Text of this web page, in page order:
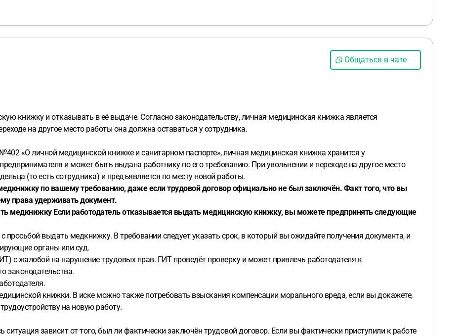
Общаться в чате
книжку и отказывать в её выдаче. Согласно законодательству, личная медицинская книжка является
на другое место работы она должна оставаться у сотрудника.
«О личной медицинской книжке и санитарном паспорте», личная медицинская книжка хранится у
и может быть выдана работнику по его требованию. При увольнении и переходе на другое место
(то есть сотрудника) и предъявляется по месту новой работы.
по вашему требованию, даже если трудовой договор официально не был заключён. Факт того, что вы
права удерживать документ.
медкнижку Если работодатель отказывается выдать медицинскую книжку, вы можете предпринять следующие
просьбой выдать медкнижку. В требовании следует указать срок, в который вы ожидайте получения документа, и
органы или суд.
с жалобой на нарушение трудовых прав. ГИТ проведёт проверку и может привлечь работодателя к
законодательства.
книжки. В иске можно также потребовать взыскания компенсации морального вреда, если вы докажете,
на новую работу.
зависит от того, был ли фактически заключён трудовой договор. Если вы фактически приступили к работе